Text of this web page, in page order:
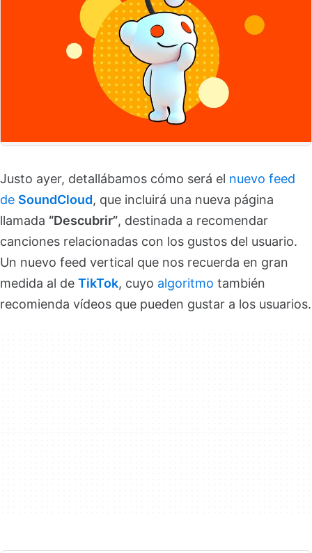
Justo ayer, detallábamos cómo será el nuevo feed
de SoundCloud, que incluirá una nueva página
llamada “Descubrir”, destinada a recomendar
canciones relacionadas con los gustos del usuario.
Un nuevo feed vertical que nos recuerda en gran
medida al de TikTok, cuyo algoritmo también
recomienda vídeos que pueden gustar a los usuarios.